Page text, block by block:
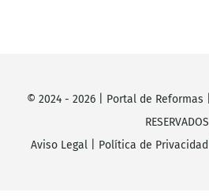
© 2024 - 2026| Portal de Reformas
RESERVADOS
Aviso Legal| Política de Privacidad